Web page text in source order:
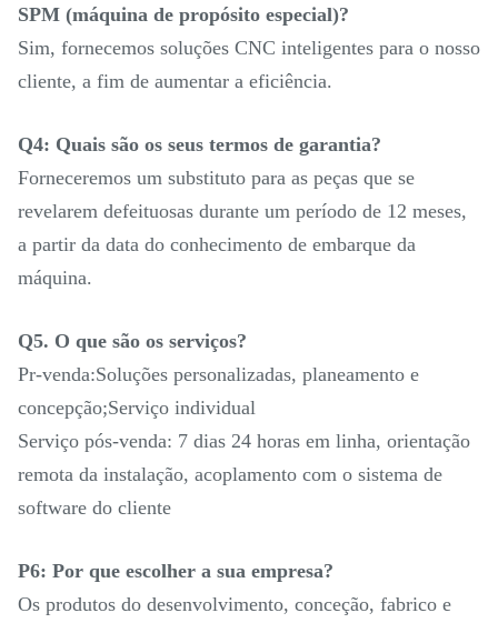
SPM (máquina de propósito especial)?
Sim, fornecemos soluções CNC inteligentes para o nosso
cliente, a fim de aumentar a eficiência.
Q4: Quais são os seus termos de garantia?
Forneceremos um substituto para as peças que se
revelarem defeituosas durante um período de 12 meses,
a partir da data do conhecimento de embarque da
máquina.
Q5. O que são os serviços?
Pr-venda:Soluções personalizadas, planeamento e
concepção;Serviço individual
Serviço pós-venda: 7 dias 24 horas em linha, orientação
remota da instalação, acoplamento com o sistema de
software do cliente
P6: Por que escolher a sua empresa?
Os produtos do desenvolvimento, conceção, fabrico e